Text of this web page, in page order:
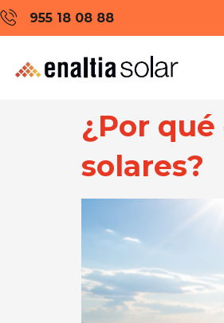
955 18 08 88
¿Por
solares?